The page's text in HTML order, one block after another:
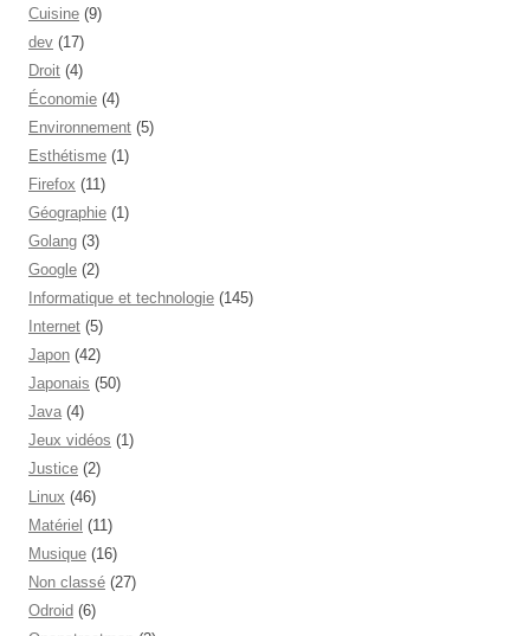
Cuisine (9)
dev (17)
Droit (4)
Économie (4)
Environnement (5)
Esthétisme (1)
Firefox (11)
Géographie (1)
Golang (3)
Google (2)
Informatique et technologie (145)
Internet (5)
Japon (42)
Japonais (50)
Java (4)
Jeux vidéos (1)
Justice (2)
Linux (46)
Matériel (11)
Musique (16)
Non classé (27)
Odroid (6)